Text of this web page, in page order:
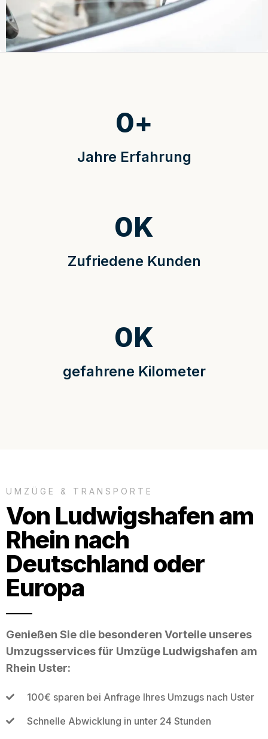
Jahre Erfahrung
0+
Zufriedene Kunden
0K
gefahrene Kilometer
0K
UMZÜGE & TRANSPORTE
Von Ludwigshafen am
Rhein nach
Deutschland oder
Europa
Genießen Sie die besonderen Vorteile unseres
Umzugsservices für Umzüge Ludwigshafen am
Rhein Uster:
100€ sparen bei Anfrage Ihres Umzugs nach Uster
Schnelle Abwicklung in unter 24 Stunden